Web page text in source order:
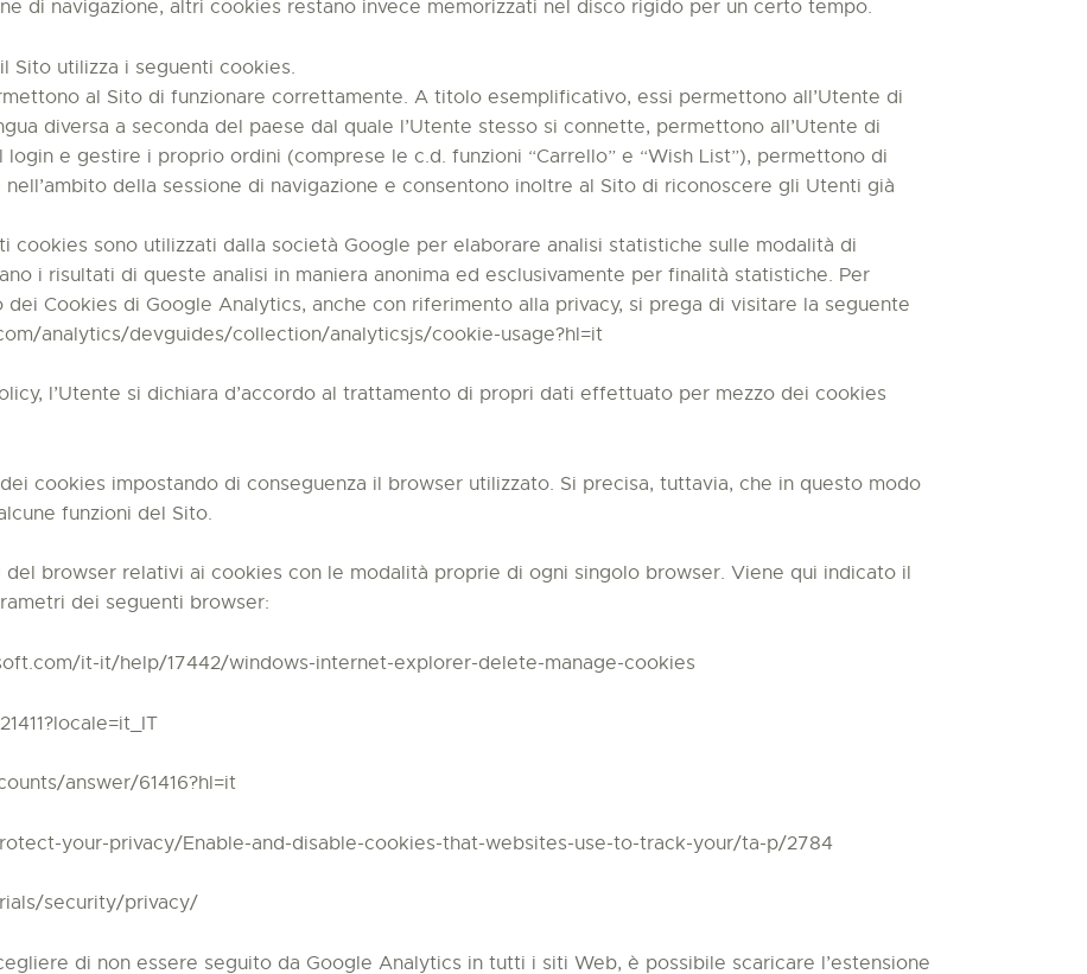
di navigazione, altri cookies restano invece memorizzati nel disco rigido per un certo tempo.
Sito utilizza i seguenti cookies.
al Sito di funzionare correttamente. A titolo esemplificativo, essi permettono all’Utente di
diversa a seconda del paese dal quale l’Utente stesso si connette, permettono all’Utente di
e gestire i proprio ordini (comprese le c.d. funzioni “Carrello” e “Wish List”), permettono di
nell’ambito della sessione di navigazione e consentono inoltre al Sito di riconoscere gli Utenti già
cookies sono utilizzati dalla società Google per elaborare analisi statistiche sulle modalità di
i risultati di queste analisi in maniera anonima ed esclusivamente per finalità statistiche. Per
Cookies di Google Analytics, anche con riferimento alla privacy, si prega di visitare la seguente
analytics/devguides/collection/analyticsjs/cookie-usage?hl=it
l’Utente si dichiara d’accordo al trattamento di propri dati effettuato per mezzo dei cookies
cookies impostando di conseguenza il browser utilizzato. Si precisa, tuttavia, che in questo modo
funzioni del Sito.
del browser relativi ai cookies con le modalità proprie di ogni singolo browser. Viene qui indicato il
dei seguenti browser:
it-it/help/17442/windows-internet-explorer-delete-manage-cookies
answer/61416?hl=it
your-privacy/Enable-and-disable-cookies-that-websites-use-to-track-your/ta-p/2784
security/privacy/
di non essere seguito da Google Analytics in tutti i siti Web, è possibile scaricare l’estensione